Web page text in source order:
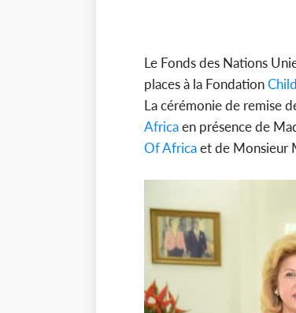
Le Fonds des Nations
places à la Fondation
La cérémonie de remise
Africaen présence de
Of Africaet de Monsieur